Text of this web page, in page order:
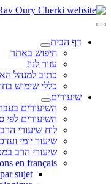
דף הבית
חיפוש באתר
עזור לנו!
כתוב למנהל
כללי שימוש
שיעורים
השיעורים
השיעורים
לוח שיעורי הרב
שיעור יומי
שיעורי הרב
en français
sujet